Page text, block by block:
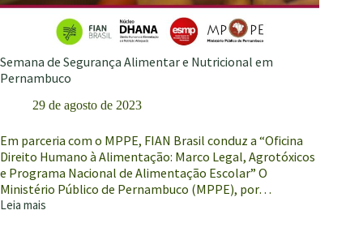
Semana de Segurança Alimentar e Nutricional em
Pernambuco
29 de agosto de 2023
Em parceria com o MPPE, FIAN Brasil conduz a “Oficina
Direito Humano à Alimentação: Marco Legal, Agrotóxicos
e Programa Nacional de Alimentação Escolar” O
Ministério Público de Pernambuco (MPPE), por…
Leia mais
Semana